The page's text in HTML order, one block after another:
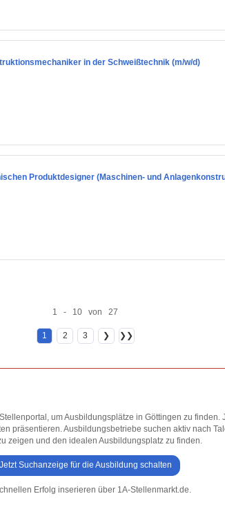
in der Schweißtechnik (m/w/d)
Produktdesigner (Maschinen- und
1 - 10 von 27
1 2 3 ❯ ❯❯
um Ausbildungsplätze in Göttingen zu
präsentieren. Ausbildungsbetriebe suchen aktiv nach
zeigen und den idealen Ausbildungsplatz zu finden.
Jetzt Suchanzeige für die Ausbildung schalten
Erfolg inserieren über 1A-Stellenmarkt.de.